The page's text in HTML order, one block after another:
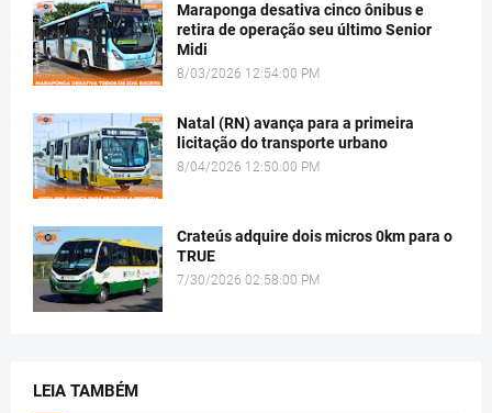
Maraponga desativa cinco ônibus e
retira de operação seu último Senior
Midi
8/03/2026 12:54:00 PM
Natal (RN) avança para a primeira
licitação do transporte urbano
8/04/2026 12:50:00 PM
Crateús adquire dois micros 0km para o
TRUE
7/30/2026 02:58:00 PM
LEIA TAMBÉM